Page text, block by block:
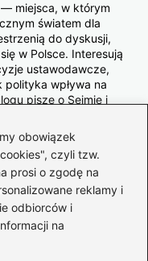
obowiązek
czyli tzw.
prosi o zgodę na
reklamy i
odbiorców i
na
miejsca, w którym
światem dla
do dyskusji,
w Polsce. Interesują
ustawodawcze,
wpływa na
piszę o Sejmie i
kształtują krajową
po pozornie drobne
Kaczyńskiego: co
gdzie jej szukać i